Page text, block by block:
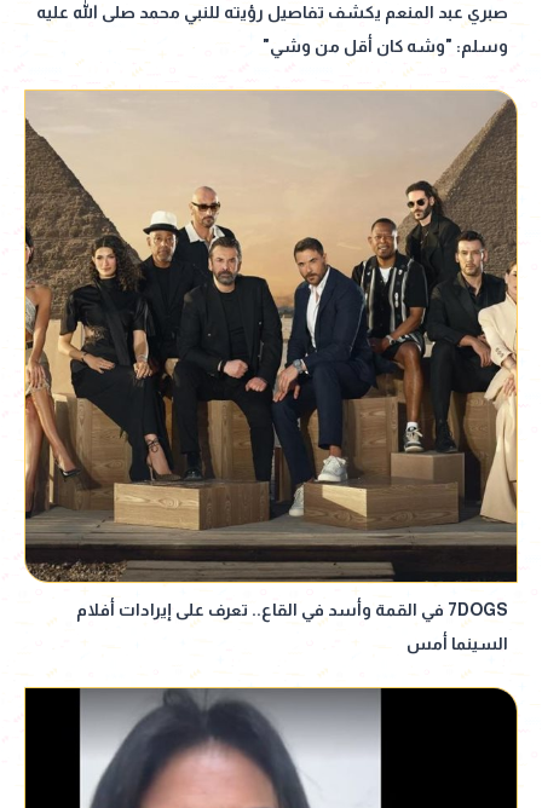
صبري عبد المنعم يكشف تفاصيل رؤيته للنبي محمد صلى الله عليه
وسلم: "وشه كان أقل من وشي"
7DOGS في القمة وأسد في القاع.. تعرف على إيرادات أفلام
السينما أمس